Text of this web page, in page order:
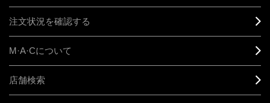
注文状況を確認する
M·A·Cについて
店舗検索